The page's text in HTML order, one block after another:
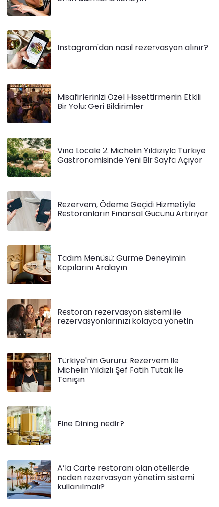
Instagram'dan nasıl rezervasyon alınır?
Misafirlerinizi Özel Hissettirmenin Etkili
Bir Yolu: Geri Bildirimler
Vino Locale 2. Michelin Yıldızıyla Türkiye
Gastronomisinde Yeni Bir Sayfa Açıyor
Rezervem, Ödeme Geçidi Hizmetiyle
Restoranların Finansal Gücünü Artırıyor
Tadım Menüsü: Gurme Deneyimin
Kapılarını Aralayın
Restoran rezervasyon sistemi ile
rezervasyonlarınızı kolayca yönetin
Türkiye'nin Gururu: Rezervem ile
Michelin Yıldızlı Şef Fatih Tutak İle
Tanışın
Fine Dining nedir?
A’la Carte restoranı olan otellerde
neden rezervasyon yönetim sistemi
kullanılmalı?